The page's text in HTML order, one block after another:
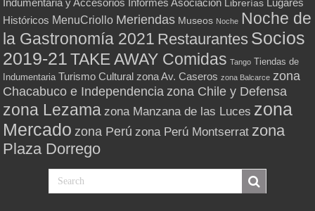
Librerías
Históricos MenuCriollo Meriendas Museos Noche Noche de
la Gastronomía 2021 Restaurantes Socios
2019-21 TAKE AWAY Comidas Tango Tiendas de
Indumentaria Turismo Cultural zona Av. Caseros zona Balcarce zona
Chacabuco e Independencia zona Chile y Defensa
zona Lezama zona Manzana de las Luces zona
Mercado zona Perú zona Perú Montserrat zona
Plaza Dorrego